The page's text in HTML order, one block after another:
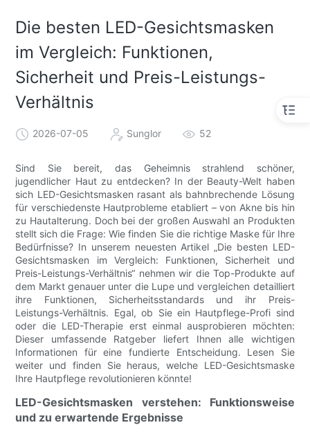
Die besten LED-Gesichtsmasken
im Vergleich: Funktionen,
Sicherheit und Preis-Leistungs-
Verhältnis
2026-07-05 Sunglor 52
Sind Sie bereit, das Geheimnis strahlend schöner,
jugendlicher Haut zu entdecken? In der Beauty-Welt haben
sich LED-Gesichtsmasken rasant als bahnbrechende Lösung
für verschiedenste Hautprobleme etabliert – von Akne bis hin
zu Hautalterung. Doch bei der großen Auswahl an Produkten
stellt sich die Frage: Wie finden Sie die richtige Maske für Ihre
Bedürfnisse? In unserem neuesten Artikel „Die besten LED-
Gesichtsmasken im Vergleich: Funktionen, Sicherheit und
Preis-Leistungs-Verhältnis“ nehmen wir die Top-Produkte auf
dem Markt genauer unter die Lupe und vergleichen detailliert
ihre Funktionen, Sicherheitsstandards und ihr Preis-
Leistungs-Verhältnis. Egal, ob Sie ein Hautpflege-Profi sind
oder die LED-Therapie erst einmal ausprobieren möchten:
Dieser umfassende Ratgeber liefert Ihnen alle wichtigen
Informationen für eine fundierte Entscheidung. Lesen Sie
weiter und finden Sie heraus, welche LED-Gesichtsmaske
Ihre Hautpflege revolutionieren könnte!
LED-Gesichtsmasken verstehen: Funktionsweise
und zu erwartende Ergebnisse